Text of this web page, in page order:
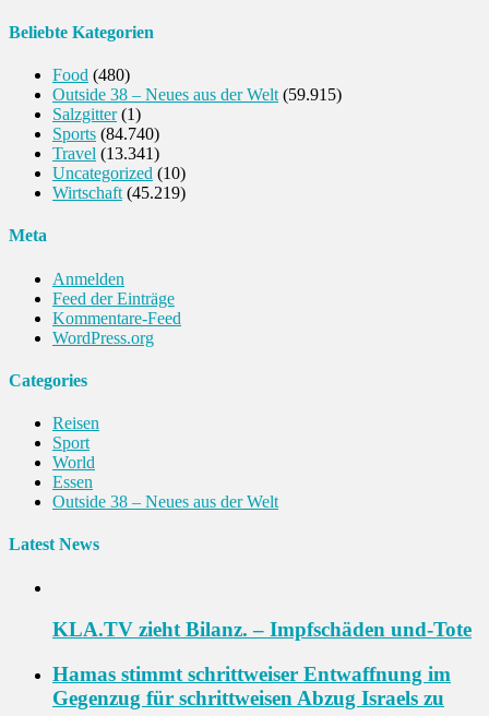
Beliebte Kategorien
Food (480)
Outside 38 – Neues aus der Welt (59.915)
Salzgitter(1)
Sports (84.740)
Travel (13.341)
Uncategorized (10)
Wirtschaft (45.219)
Meta
Anmelden
Feed der Einträge
Kommentare-Feed
WordPress.org
Categories
Reisen
Sport
World
Essen
Outside 38 – Neues aus der Welt
Latest News
KLA.TV zieht Bilanz. – Impfschäden und-Tote
Hamas stimmt schrittweiser Entwaffnung im
Gegenzug für schrittweisen Abzug Israels zu